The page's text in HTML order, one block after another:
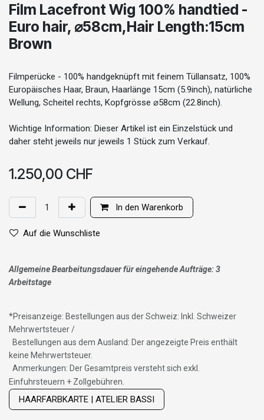
Film Lacefront Wig 100% handtied -
Euro hair, ⌀58cm,Hair Length:15cm
Brown
Filmperücke - 100% handgeknüpft mit feinem Tüllansatz, 100%
Europäisches Haar, Braun, Haarlänge 15cm (5.9inch), natürliche
Wellung, Scheitel rechts, Kopfgrösse ⌀58cm (22.8inch).
Wichtige Information: Dieser Artikel ist ein Einzelstück und
daher steht jeweils nur jeweils 1 Stück zum Verkauf.
1.250,00 CHF
In den Warenkorb
Auf die Wunschliste
Allgemeine Bearbeitungsdauer für eingehende Aufträge: 3
Arbeitstage
*Preisanzeige: Bestellungen aus der Schweiz: Inkl. Schweizer
Mehrwertsteuer /
Bestellungen aus dem Ausland: Der angezeigte Preis enthält
keine Mehrwertsteuer.
Anmerkungen: Der Gesamtpreis versteht sich exkl.
Einfuhrsteuern + Zollgebühren.
HAARFARBKARTE | ATELIER BASSI